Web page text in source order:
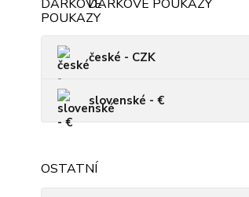
DÁRKOVÉ POUKAZY
české - CZK
slovenské - €
OSTATNÍ